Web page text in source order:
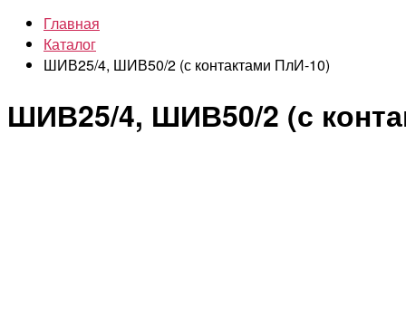
Главная
Каталог
ШИВ25/4, ШИВ50/2 (с контактами ПлИ-10)
ШИВ25/4, ШИВ50/2 (с